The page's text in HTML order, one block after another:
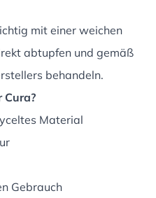
mit einer weichen
abtupfen und gemäß
behandeln.
Cura?
Material
Gebrauch